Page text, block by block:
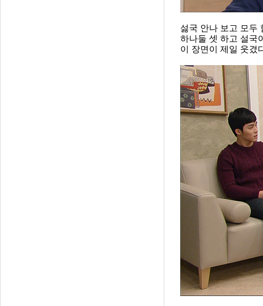
섫국 안나 보고 모두
하나둘 셋 하고 설국
이 장면이 제일 웃겼